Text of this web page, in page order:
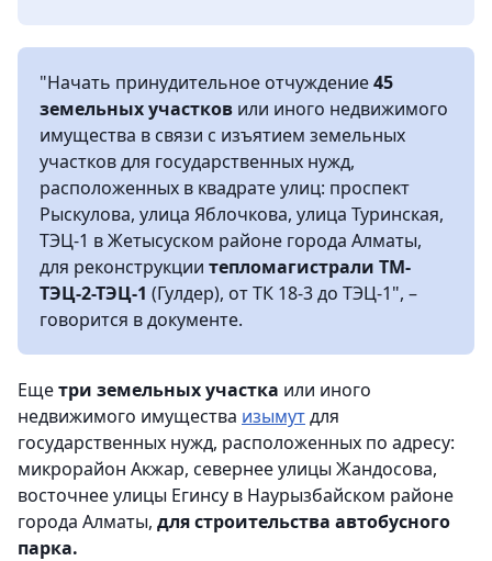
"Начать принудительное отчуждение45
земельных участков или иного недвижимого
имущества в связи с изъятием земельных
участков для государственных нужд,
расположенных в квадрате улиц: проспект
Рыскулова, улица Яблочкова, улица Туринская,
ТЭЦ-1 в Жетысуском районе города Алматы,
для реконструкции тепломагистрали ТМ-
ТЭЦ-2-ТЭЦ-1 (Гулдер), от ТК 18-3 до ТЭЦ-1", –
говорится в документе.
Ещетри земельных участка или иного
недвижимого имущества изымутдля
государственных нужд, расположенных по адресу:
микрорайон Акжар, севернее улицы Жандосова,
восточнее улицы Егинсу в Наурызбайском районе
города Алматы, для строительства автобусного
парка.